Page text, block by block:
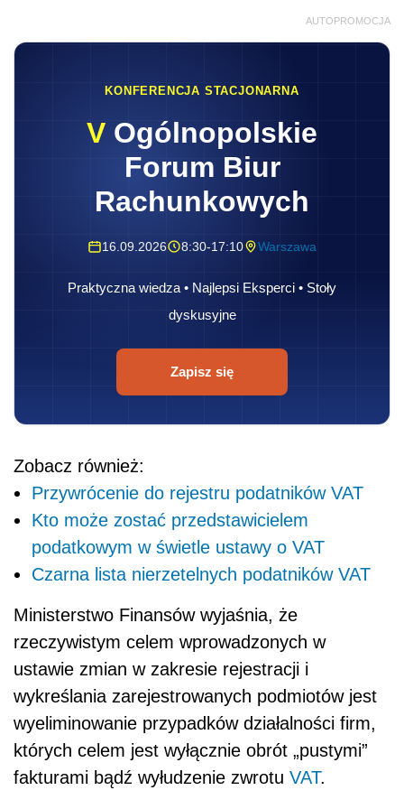
AUTOPROMOCJA
KONFERENCJA STACJONARNA
V Ogólnopolskie
Forum Biur
Rachunkowych
16.09.2026 8:30-17:10 Warszawa
Praktyczna wiedza • Najlepsi Eksperci • Stoły
dyskusyjne
Zapisz się
Zobacz również:
Przywrócenie do rejestru podatników VAT
Kto może zostać przedstawicielem
podatkowym w świetle ustawy o VAT
Czarna lista nierzetelnych podatników VAT
Ministerstwo Finansów wyjaśnia, że
rzeczywistym celem wprowadzonych w
ustawie zmian w zakresie rejestracji i
wykreślania zarejestrowanych podmiotów jest
wyeliminowanie przypadków działalności firm,
których celem jest wyłącznie obrót „pustymi”
fakturami bądź wyłudzenie zwrotu VAT.